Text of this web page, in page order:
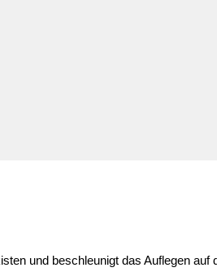
und beschleunigt das Auflegen auf